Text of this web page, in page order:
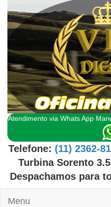
Atendimento via Whats App
Telefone: (11) 2362-
Turbina Sorento 3.5
Despachamos para
Menu